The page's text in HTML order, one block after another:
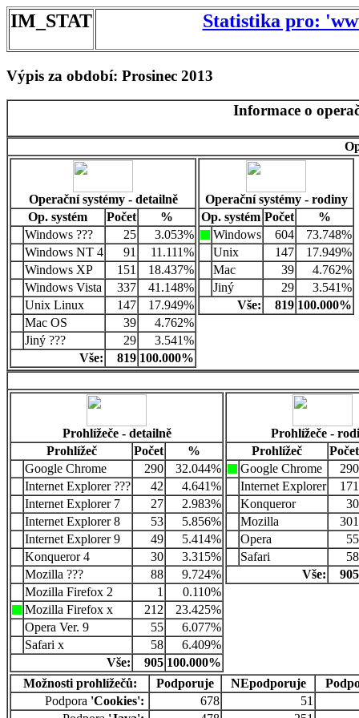
IM_STAT Statistika pro:
Výpis za období: Prosinec 2013
Informace o
Operační systémy - detailně
Op. systém
Počet
%
Windows ???
25
3.053%
Windows NT 4
91
11.111%
Windows XP
151
18.437%
Windows Vista
337
41.148%
Unix Linux
147
17.949%
Mac OS
39
4.762%
Jiný ???
29
3.541%
Vše:
819 100.000%
Operační systémy - rodiny
Op. systém Počet
%
Windows
604
73.748%
Unix
147
17.949%
Mac
39
4.762%
Jiný
29
3.541%
Vše:
819 100.000%
Prohlížeče - detailně
Prohlížeč
Počet
%
Google Chrome
290
32.044%
Internet Explorer ???
42
4.641%
Internet Explorer 7
27
2.983%
Internet Explorer 8
53
5.856%
Internet Explorer 9
49
5.414%
Konqueror 4
30
3.315%
Mozilla ???
88
9.724%
Mozilla Firefox 2
1
0.110%
Mozilla Firefox x
212
23.425%
Opera Ver. 9
55
6.077%
Safari x
58
6.409%
Vše:
905 100.000%
Prohlížeče -
Prohlížeč
Počet
Google Chrome
290
Internet Explorer
171
Konqueror
30
Mozilla
301
Opera
55
Safari
58
Vše:
905
Možnosti prohlížečů: Podporuje NEpodporuje
Podpora 'Cookies': 678
51